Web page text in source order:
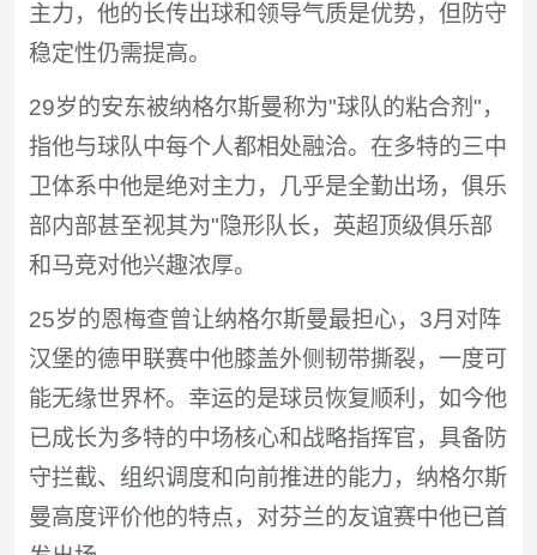
主力，他的长传出球和领导气质是优势，但防守
稳定性仍需提高。
29岁的安东被纳格尔斯曼称为"球队的粘合剂"，
指他与球队中每个人都相处融洽。在多特的三中
卫体系中他是绝对主力，几乎是全勤出场，俱乐
部内部甚至视其为"隐形队长，英超顶级俱乐部
和马竞对他兴趣浓厚。
25岁的恩梅查曾让纳格尔斯曼最担心，3月对阵
汉堡的德甲联赛中他膝盖外侧韧带撕裂，一度可
能无缘世界杯。幸运的是球员恢复顺利，如今他
已成长为多特的中场核心和战略指挥官，具备防
守拦截、组织调度和向前推进的能力，纳格尔斯
曼高度评价他的特点，对芬兰的友谊赛中他已首